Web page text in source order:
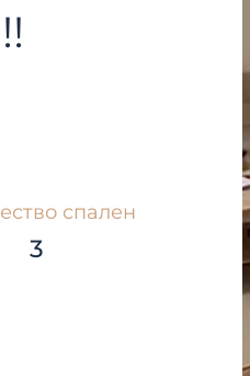
спален
3